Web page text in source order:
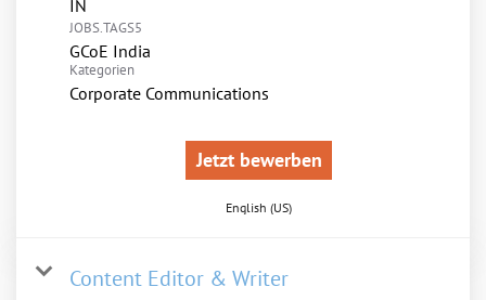
JOBS.TAGS5
GCoE India
Kategorien
Corporate Communications
Jetzt bewerben
English (US)
Content Editor & Writer